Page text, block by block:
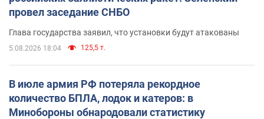
провел заседание СНБО
Глава государства заявил, что установки будут атакованы
5.08.2026 18:04 125,5 т.
В июле армия РФ потеряла рекордное
количество БПЛА, лодок и катеров: в
Минобороны обнародовали статистику